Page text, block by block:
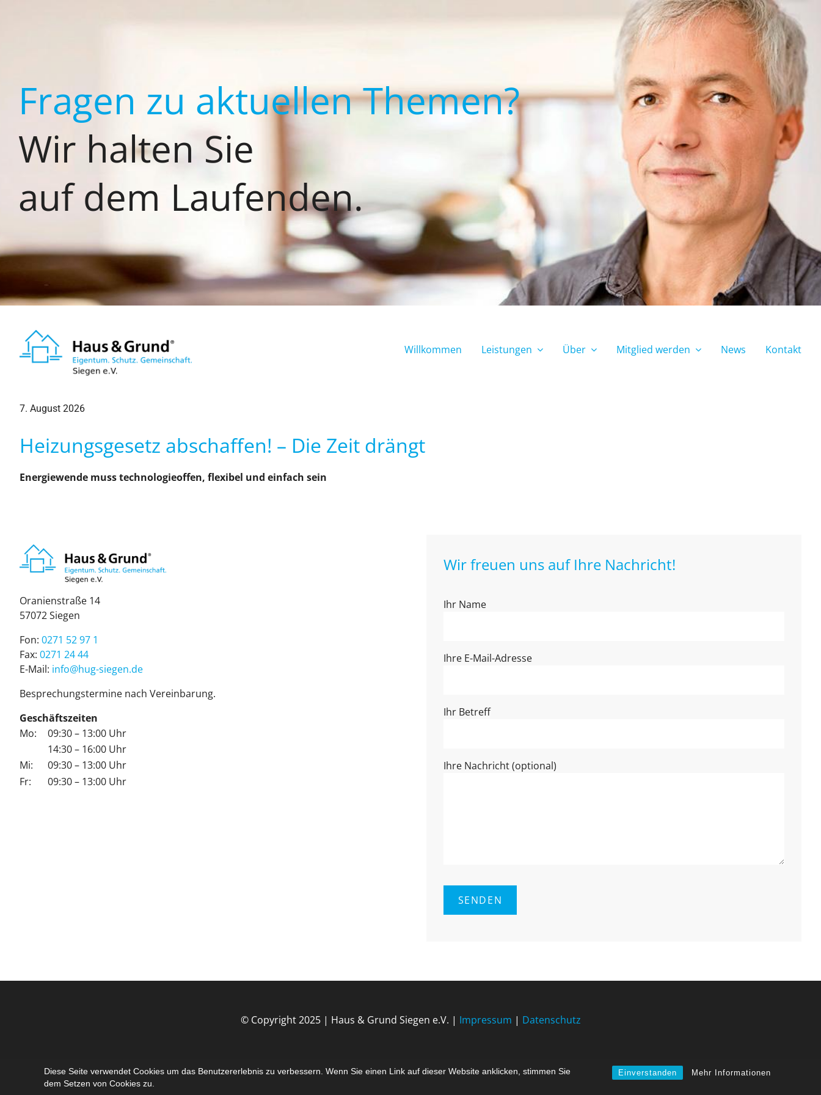
Diese Seite verwendet Cookies um das Benutzererlebnis zu verbessern. Wenn Sie einen Link auf dieser Website anklicken, stimmen Sie
dem Setzen von Cookies zu.
Einverstanden Mehr Informationen
Fragen zu aktuellen Themen?
Wir halten Sie
auf dem Laufenden.
Willkommen Leistungen Über Mitglied werden News Kontakt
7. August 2026
Heizungsgesetz abschaffen! – Die Zeit drängt
Energiewende muss technologieoffen, flexibel und einfach sein
Ora­ni­en­stra­ße 14
57072 Sie­gen
Fon: 0271 52 97 1
Fax: 0271 24 44
E-Mail: info@hug-sie­gen.de
Be­spre­chungs­ter­mi­ne nach Ver­ein­ba­rung.
Geschäftszeiten
Mo:
09:30 – 13:00 Uhr
14:30 – 16:00 Uhr
Mi:
09:30 – 13:00 Uhr
Fr:
09:30 – 13:00 Uhr
Wir freuen uns auf Ihre Nachricht!
Ihr Name
Ihre E-Mail-Adresse
Ihr Betreff
Ihre Nachricht (optional)
© Copyright 2025 | Haus & Grund Siegen e.V. | Impressum | Datenschutz